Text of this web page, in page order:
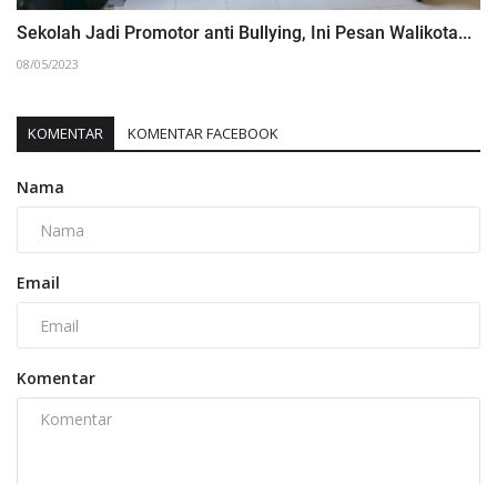
Sekolah Jadi Promotor anti Bullying, Ini Pesan Walikota...
08/05/2023
KOMENTAR KOMENTAR FACEBOOK
Nama
Email
Komentar